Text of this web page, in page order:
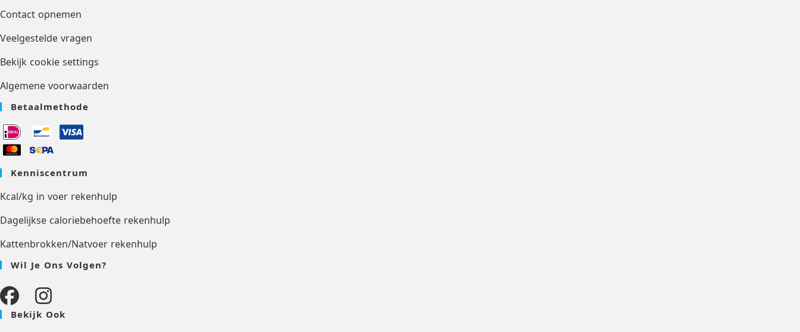
Contact opnemen
Veelgestelde vragen
Bekijk cookie settings
Algemene voorwaarden
Betaalmethode
Kenniscentrum
Kcal/kg in voer rekenhulp
Dagelijkse caloriebehoefte rekenhulp
Kattenbrokken/Natvoer rekenhulp
Wil Je Ons Volgen?
Bekijk Ook